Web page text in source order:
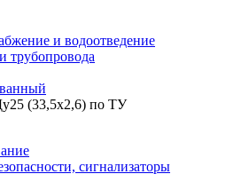
и водоотведение
трубопровода
(33,5х2,6) по ТУ
сигнализаторы